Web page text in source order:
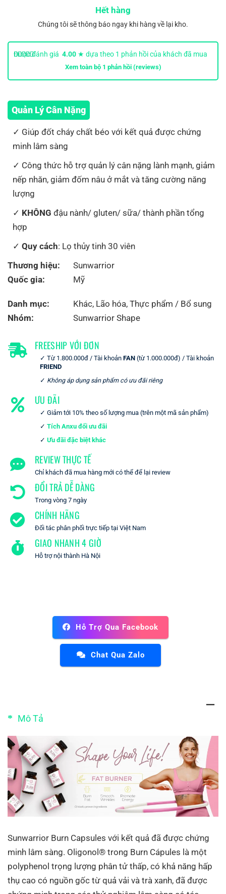
Hết hàng
Chúng tôi sẽ thông báo ngay khi hàng về lại kho.
Được đánh giá 4.00 ★ dựa theo 1 phản hồi của khách đã mua
Xem toàn bộ 1 phản hồi (reviews)
Quản Lý Cân Nặng
Giúp đốt cháy chất béo với kết quả được chứng
minh lâm sàng
Công thức hỗ trợ quản lý cân nặng lành mạnh, giảm
nếp nhăn, giảm đốm nâu ở mắt và tăng cường năng
lượng
KHÔNG đậu nành/ gluten/ sữa/ thành phần tổng
hợp
Quy cách: Lọ thủy tinh 30 viên
Thương hiệu:
Sunwarrior
Quốc gia:
Mỹ
Danh mục: Khác, Lão hóa, Thực phẩm / Bổ sung
Nhóm:
Sunwarrior Shape
FREESHIP VỚI ĐƠN
Từ 1.800.000đ / Tài khoản FAN (từ 1.000.000đ) / Tài khoản
FRIEND
Không áp dụng sản phẩm có ưu đãi riêng
ƯU ĐÃI
Giảm tới 10% theo số lượng mua (trên một mã sản phẩm)
Tích Anxu đổi ưu đãi
Ưu đãi đặc biệt khác
REVIEW THỰC TẾ
Chỉ khách đã mua hàng mới có thể để lại review
ĐỔI TRẢ DỄ DÀNG
Trong vòng 7 ngày
CHÍNH HÃNG
Đối tác phân phối trực tiếp tại Việt Nam
GIAO NHANH 4 GIỜ
Hỗ trợ nội thành Hà Nội
Hỗ Trợ Qua Facebook
Chat Qua Zalo
Mô Tả
Sunwarrior Burn Capsules với kết quả đã được chứng
minh lâm sàng. Oligonol® trong Burn Cápules là một
polyphenol trọng lượng phân tử thấp, có khả năng hấp
thụ cao có nguồn gốc từ quả vải và trà xanh, đã được